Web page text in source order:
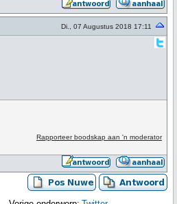
Di., 07 Augustus 2018 17:11
Rapporteer boodskap aan 'n moderator